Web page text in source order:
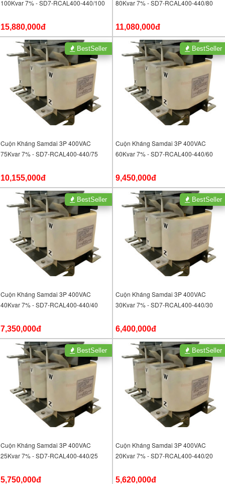
100Kvar 7% - SD7-RCAL400-440/100
15,880,000đ
80Kvar 7% - SD7-RCAL400-440/80
11,080,000đ
Cuộn Kháng Samdai 3P 400VAC
75Kvar 7% - SD7-RCAL400-440/75
10,155,000đ
BestSeller
Cuộn Kháng Samdai 3P 400VAC
60Kvar 7% - SD7-RCAL400-440/60
9,450,000đ
BestSeller
Cuộn Kháng Samdai 3P 400VAC
40Kvar 7% - SD7-RCAL400-440/40
7,350,000đ
BestSeller
Cuộn Kháng Samdai 3P 400VAC
30Kvar 7% - SD7-RCAL400-440/30
6,400,000đ
BestSeller
Cuộn Kháng Samdai 3P 400VAC
25Kvar 7% - SD7-RCAL400-440/25
5,750,000đ
BestSeller
Cuộn Kháng Samdai 3P 400VAC
20Kvar 7% - SD7-RCAL400-440/20
5,620,000đ
BestSeller